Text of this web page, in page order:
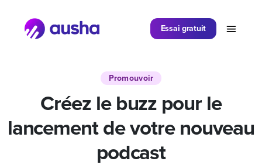
Essai gratuit
Promouvoir
Créez le buzz pour le
lancement de votre nouveau
podcast